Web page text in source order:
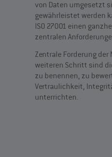
von Daten umgesetzt
gewährleistet werden
ISO 27001 einen
zentralen
Zentrale Forderung
weiteren Schritt sind
zu benennen, zu
Vertraulichkeit,
unterrichten.